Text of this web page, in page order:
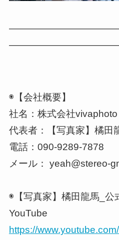
◉【会社概要】
社名：株式会社vivaphoto
代表者：【写真家】橘田
電話：090-9289-7878
メール： yeah@stereo-
◉【写真家】橘田龍馬_公
YouTube
https://